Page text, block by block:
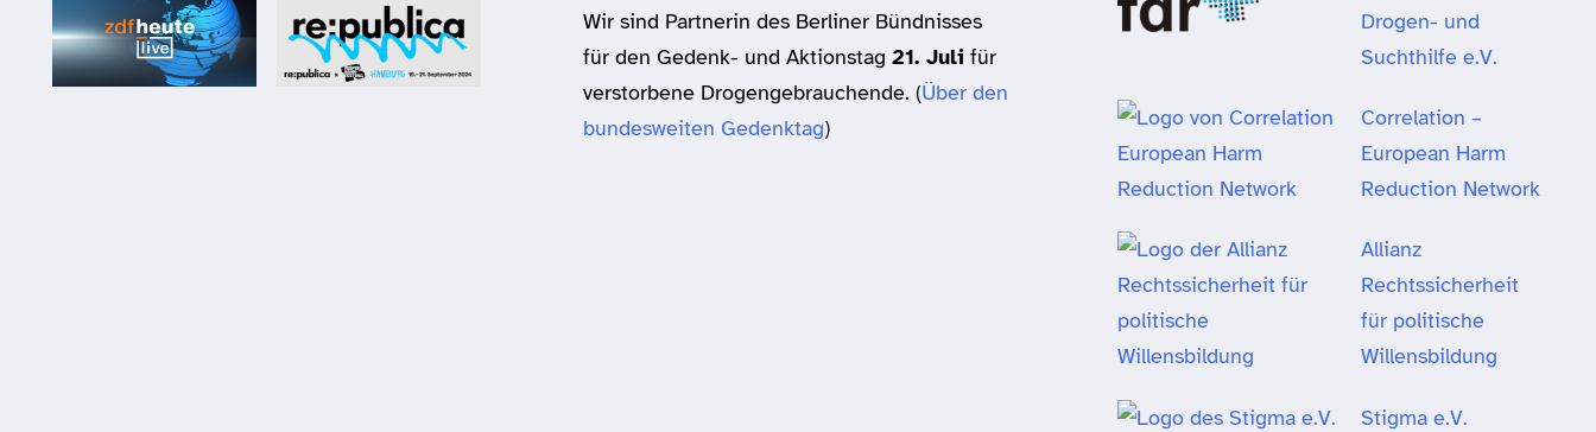
Wir sind Partnerin des Berliner Bündnisses
für den Gedenk- und Aktionstag21. Juli für
verstorbene Drogengebrauchende. (Über den
bundesweiten Gedenktag)
Drogen- und
Suchthilfe e.V.
Correlation –
European Harm
Reduction Network
Allianz
Rechtssicherheit
für politische
Willensbildung
Stigma e.V.